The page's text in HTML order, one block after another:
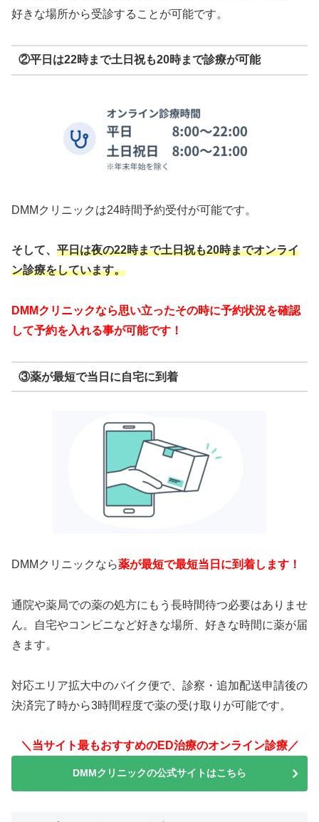
好きな場所から受診することが可能です。
②平日は22時まで土日祝も20時まで診療が可能
DMMクリニックは24時間予約受付が可能です。
そして、 平日は夜の22時まで土日祝も20時までオンライ
ン診療をしています。
DMMクリニックなら思い立ったその時に予約状況を確認
して予約を入れる事が可能です！
③薬が最短で当日に自宅に到着
DMMクリニックなら薬が最短で最短当日に到着します！
通院や薬局での薬の処方にもう長時間待つ必要はありませ
ん。自宅やコンビニなど好きな場所、好きな時間に薬が届
きます。
対応エリア拡大中のバイク便で、診察・追加配送申請後の
決済完了時から3時間程度で薬の受け取りが可能です。
＼当サイト最もおすすめのED治療のオンライン診療／
DMMクリニックの公式サイトはこちら